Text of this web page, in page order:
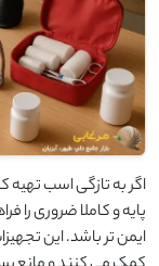
اگر به ‌تازگی اسب تهیه
پایه و کاملا ضروری را
ایمن ‌تر باشد. این